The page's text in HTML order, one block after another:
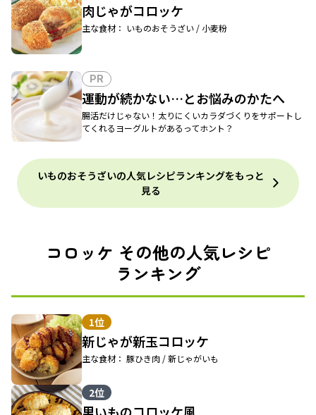
肉じゃがコロッケ
主な食材： いものおそうざい / 小麦粉
PR
運動が続かない…とお悩みのかたへ
腸活だけじゃない！太りにくいカラダづくりをサポートし
てくれるヨーグルトがあるってホント？
いものおそうざいの人気レシピランキングをもっと
見る
コロッケ その他の人気レシピ
ランキング
1位
新じゃが新玉コロッケ
主な食材： 豚ひき肉 / 新じゃがいも
2位